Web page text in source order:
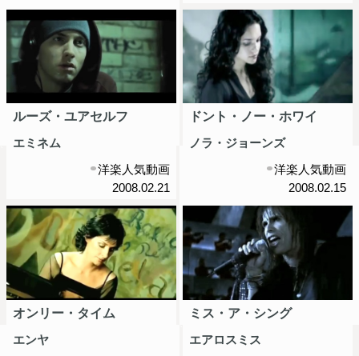
ルーズ・ユアセルフ
エミネム
洋楽人気動画
2008.02.21
ドント・ノー・ホワイ
ノラ・ジョーンズ
洋楽人気動画
2008.02.15
オンリー・タイム
エンヤ
ミス・ア・シング
エアロスミス